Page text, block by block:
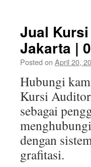
Jual
Jakarta |
Posted on April 20,
Hubungi
Kursi
sebagai
dengan
grafitasi.